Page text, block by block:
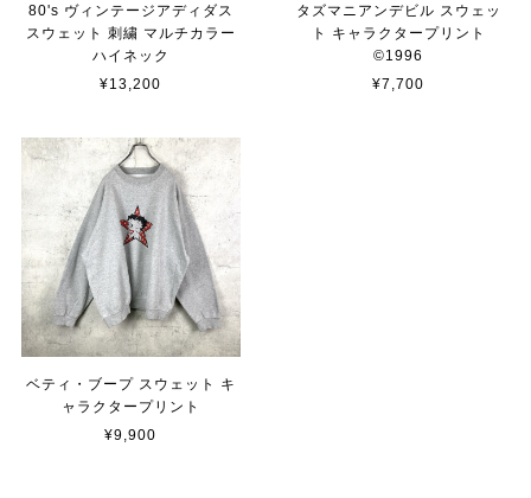
80's ヴィンテージアディダス
スウェット 刺繍 マルチカラー
ハイネック
¥13,200
タズマニアンデビル スウェッ
ト キャラクタープリント
©︎1996
¥7,700
ベティ・ブープ スウェット キ
ャラクタープリント
¥9,900